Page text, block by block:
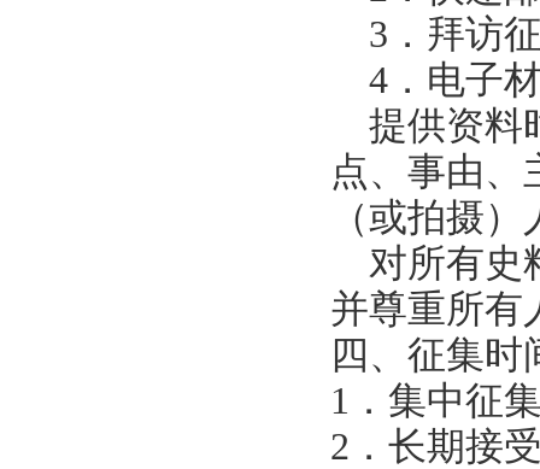
3．拜访
4．电子
提供资料
点、事由、
（或拍摄
对所有史
并尊重所有
四、征集时
1．集中征
2．长期接